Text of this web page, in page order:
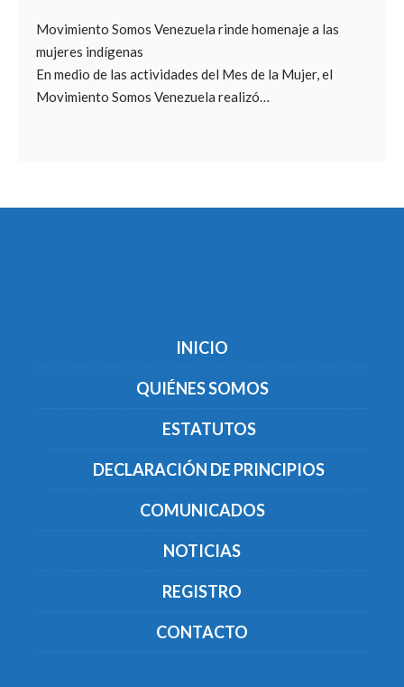
Movimiento Somos Venezuela rinde homenaje a las
mujeres indígenas
En medio de las actividades del Mes de la Mujer, el
Movimiento Somos Venezuela realizó…
INICIO
QUIÉNES SOMOS
ESTATUTOS
DECLARACIÓN DE PRINCIPIOS
COMUNICADOS
NOTICIAS
REGISTRO
CONTACTO